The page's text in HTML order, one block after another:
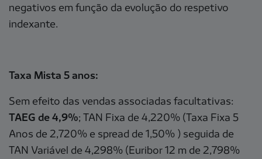
negativos em função da evolução do respetivo
indexante.
Taxa Mista 5 anos:
Sem efeito das vendas associadas facultativas:
TAEG de 4,9%; TAN Fixa de 4,220% (Taxa Fixa 5
Anos de 2,720% e spread de 1,50% ) seguida de
TAN Variável de 4,298% (Euribor 12 m de 2,798%